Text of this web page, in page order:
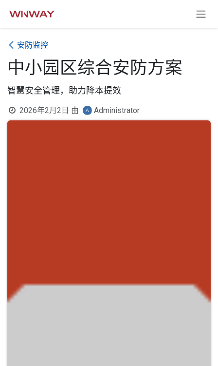
安防监控
中小园区综合安防方案
智慧安全管理，助力降本提效
2026年2月2日 由 Administrator